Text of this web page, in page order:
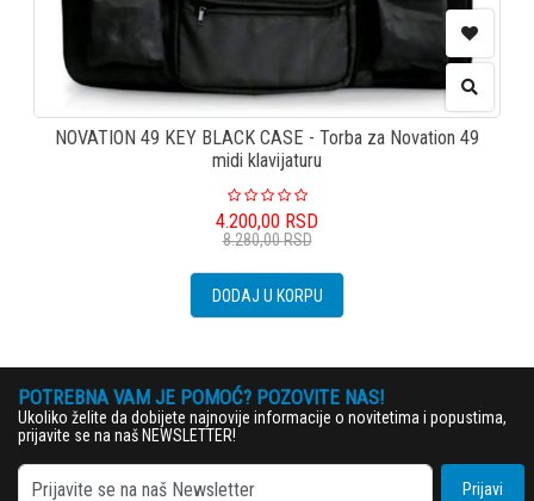
NOVATION 49 KEY BLACK CASE - Torba za Novation 49
midi klavijaturu
4.200,00 RSD
8.280,00RSD
DODAJ U KORPU
POTREBNA VAM JE POMOĆ? POZOVITE NAS!
Ukoliko želite da dobijete najnovije informacije o novitetima i popustima,
prijavite se na naš NEWSLETTER!
Prijavi